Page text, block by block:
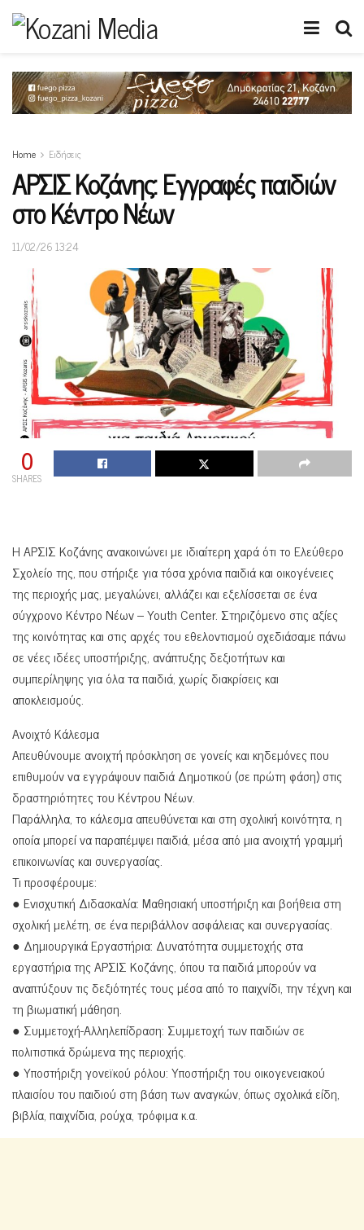
Home Ειδήσεις
ΑΡΣΙΣ Κοζάνης: Εγγραφές παιδιών
στο Κέντρο Νέων
11/02/26 13:24
0
SHARES
Η ΑΡΣΙΣ Κοζάνης ανακοινώνει με ιδιαίτερη χαρά ότι το Ελεύθερο
Σχολείο της, που στήριξε για τόσα χρόνια παιδιά και οικογένειες
της περιοχής μας, μεγαλώνει, αλλάζει και εξελίσσεται σε ένα
σύγχρονο Κέντρο Νέων – Youth Center. Στηριζόμενο στις αξίες
της κοινότητας και στις αρχές του εθελοντισμού σχεδιάσαμε πάνω
σε νέες ιδέες υποστήριξης, ανάπτυξης δεξιοτήτων και
συμπερίληψης για όλα τα παιδιά, χωρίς διακρίσεις και
αποκλεισμούς.
Ανοιχτό Κάλεσμα
Απευθύνουμε ανοιχτή πρόσκληση σε γονείς και κηδεμόνες που
επιθυμούν να εγγράψουν παιδιά Δημοτικού (σε πρώτη φάση) στις
δραστηριότητες του Κέντρου Νέων.
Παράλληλα, το κάλεσμα απευθύνεται και στη σχολική κοινότητα, η
οποία μπορεί να παραπέμψει παιδιά, μέσα από μια ανοιχτή γραμμή
επικοινωνίας και συνεργασίας.
Τι προσφέρουμε:
● Ενισχυτική Διδασκαλία: Μαθησιακή υποστήριξη και βοήθεια στη
σχολική μελέτη, σε ένα περιβάλλον ασφάλειας και συνεργασίας.
● Δημιουργικά Εργαστήρια: Δυνατότητα συμμετοχής στα
εργαστήρια της ΑΡΣΙΣ Κοζάνης, όπου τα παιδιά μπορούν να
αναπτύξουν τις δεξιότητές τους μέσα από το παιχνίδι, την τέχνη και
τη βιωματική μάθηση.
● Συμμετοχή-Αλληλεπίδραση: Συμμετοχή των παιδιών σε
πολιτιστικά δρώμενα της περιοχής.
● Υποστήριξη γονεϊκού ρόλου: Υποστήριξη του οικογενειακού
πλαισίου του παιδιού στη βάση των αναγκών, όπως σχολικά είδη,
βιβλία, παιχνίδια, ρούχα, τρόφιμα κ.α.